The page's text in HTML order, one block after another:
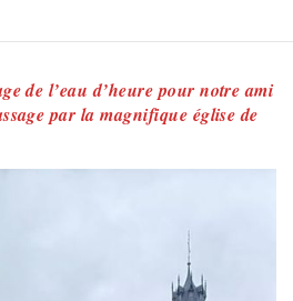
de l’eau d’heure pour notre ami
par la magnifique église de